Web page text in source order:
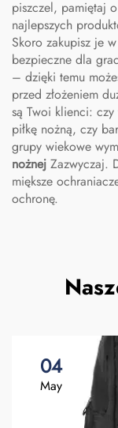
piszczel, pamiętaj
najlepszych
Skoro zakupisz je
bezpieczne dla
– dzięki temu
przed złożeniem
są Twoi klienci:
piłkę nożną, czy
grupy wiekowe
nożnej Zazwyczaj.
miększe
ochronę.
04
May